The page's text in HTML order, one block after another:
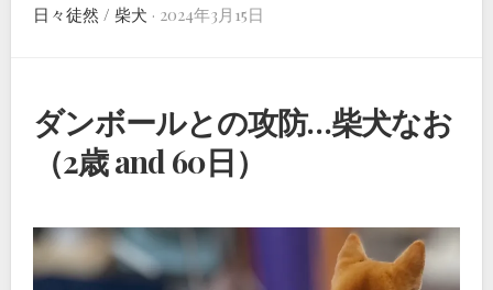
日々徒然 / 柴犬 · 2024年3月15日
ダンボールとの攻防…柴犬なお
（2歳 and 60日）